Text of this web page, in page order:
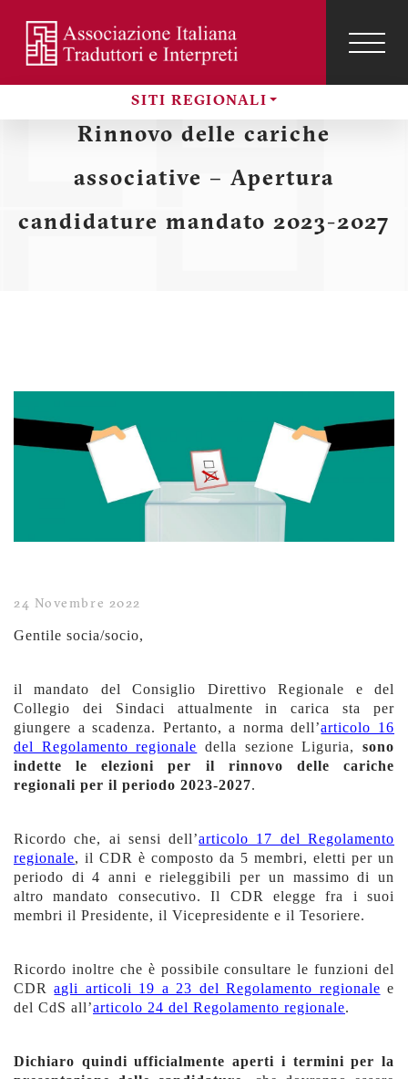
contenuto
principale
Sezioni
SITI REGIONALI
Menu
profilo
Rinnovo delle cariche
associative – Apertura
candidature mandato 2023-2027
24 Novembre 2022
Gentile socia/socio,
il mandato del Consiglio Direttivo Regionale e del
Collegio dei Sindaci attualmente in carica sta per
giungere a scadenza. Pertanto, a norma dell’articolo 16
del Regolamento regionale della sezione Liguria,sono
indette le elezioni per il rinnovo delle cariche
regionali per il periodo 2023-2027.
Ricordo che, ai sensi dell’articolo 17 del Regolamento
regionale, il CDR è composto da 5 membri, eletti per un
periodo di 4 anni e rieleggibili per un massimo di un
altro mandato consecutivo. Il CDR elegge fra i suoi
membri il Presidente, il Vicepresidente e il Tesoriere.
Ricordo inoltre che è possibile consultare le funzioni del
CDRagli articoli 19 a 23 del Regolamento regionale e
del CdS all’articolo 24 del Regolamento regionale.
Dichiaro quindi ufficialmente aperti i termini per la